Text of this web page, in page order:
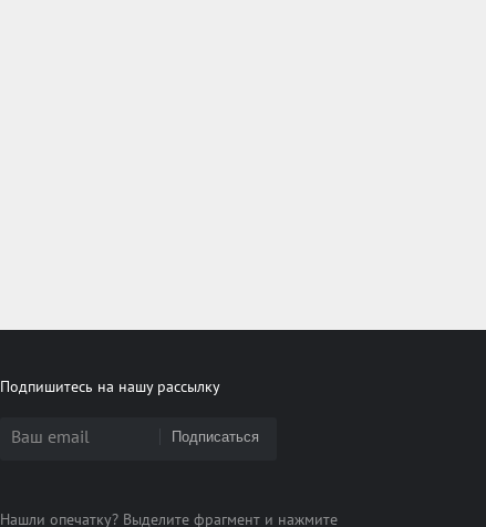
Подпишитесь на нашу рассылку
Подписаться
Нашли опечатку? Выделите фрагмент и нажмите